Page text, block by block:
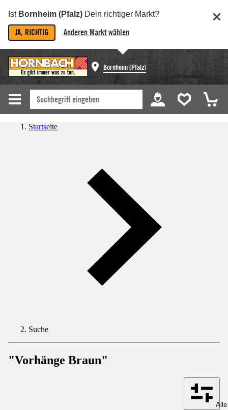
Ist Bornheim (Pfalz) Dein richtiger Markt?
JA, RICHTIG Anderen Markt wählen
Bornheim (Pfalz)
Startseite
Suche
"Vorhänge Braun"